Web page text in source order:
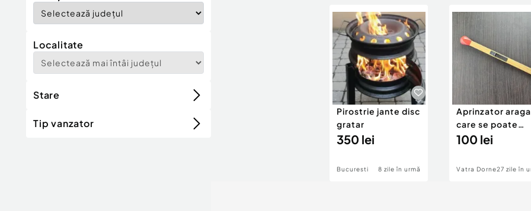
Localitate
Stare
Tip vanzator
Pirostrie jante disc
gratar
350 lei
Bucuresti 8 zile în urmă
Aprinzator
care se poate
folosi si ca
100 lei
Vatra Dornei27 zile în